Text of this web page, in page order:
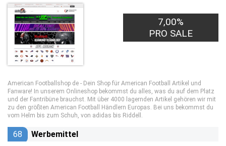
7,00%
PRO SALE
American Footballshop de - Dein Shop für American Football Artikel und
Fanware! In unserem Onlineshop bekommst du alles, was du auf dem Platz
und der Fantribüne brauchst. Mit über 4000 lagernden Artikel gehören wir mit
zu den größten American Football Händlern Europas. Bei uns bekommst du
vom Helm bis zum Schuh, von adidas bis Riddell.
68 Werbemittel